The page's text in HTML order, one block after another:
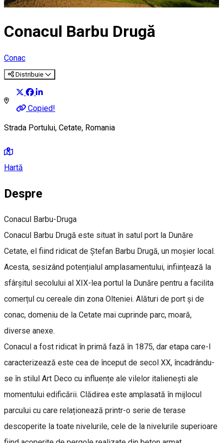
Conacul Barbu Drugă
Conac
Distribuie
Copied!
Strada Portului, Cetate, Romania
Hartă
Despre
Conacul Barbu-Druga
Conacul Barbu Drugă este situat în satul port la Dunăre
Cetate, el fiind ridicat de Ștefan Barbu Drugă, un moșier local.
Acesta, sesizând potențialul amplasamentului, inființează la
sfârșitul secolului al XIX-lea portul la Dunăre pentru a facilita
comerțul cu cereale din zona Olteniei. Alături de port și de
conac, domeniu de la Cetate mai cuprinde parc, moară,
diverse anexe.
Conacul a fost ridicat în primă fază în 1875, dar etapa care-l
caracterizează este cea de început de secol XX, încadrându-
se în stilul Art Deco cu influențe ale vilelor italienești ale
momentului edificării. Clădirea este amplasată în mijlocul
parcului cu care relaționează printr-o serie de terase
descoperite la toate nivelurile, cele de la nivelurile superioare